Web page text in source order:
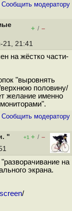
Cообщить модератору
+ / –
21, 21:41
на жёстко части-
"выровнять
половину/
желание именно
Cообщить модератору
" +1 + / –
на
экрана.
/